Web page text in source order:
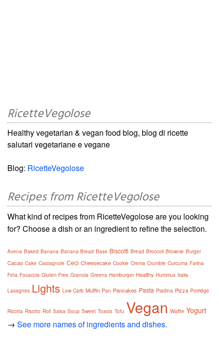
RicetteVegolose
Healthy vegetarian & vegan food blog, blog di ricette
salutari vegetariane e vegane
Blog: RicetteVegolose
Recipes from RicetteVegolose
What kind of recipes from RicetteVegolose are you looking
for? Choose a dish or an ingredient to refine the selection.
Avena Baked Banana Banana Bread Base Biscotti Bread Broccoli Brownie Burger
Cacao Cake Castagnole Ceci Cheesecake Cookie Crema Crumble Curcuma Farina
Feta Focaccia Gluten Free Granola Greens Hamburger Healthy Hummus Italia
Lasagnes Lights Low Carb Muffin Pan Pancakes Pasta Piadina Pizza Porridge
Ricotta Risotto Roll Salsa Soup Sweet Toasts Tofu Vegan Waffle Yogurt
→ See more names of ingredients and dishes.